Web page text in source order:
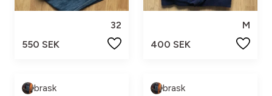
32
550 SEK
M
400 SEK
brask brask